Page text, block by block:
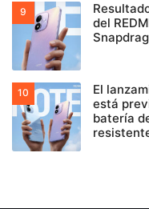
del
El
está
batería